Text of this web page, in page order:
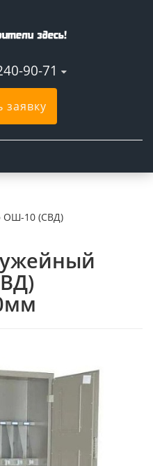
90-71
заявку
ОШ-10 (СВД)